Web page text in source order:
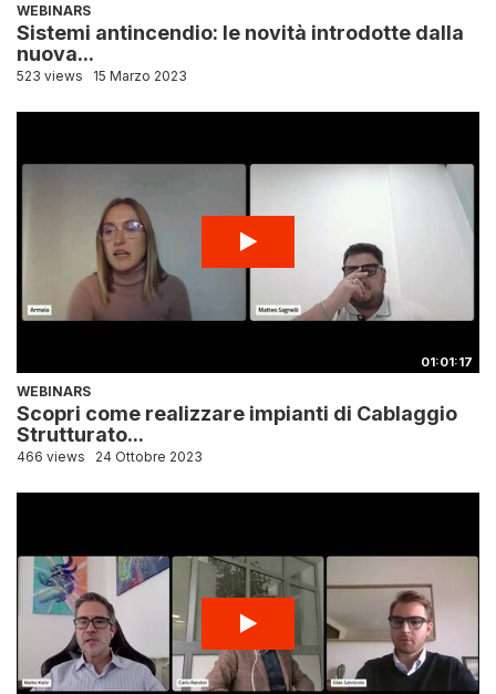
WEBINARS
Sistemi antincendio: le novità introdotte dalla
nuova...
523 views 15 Marzo 2023
01:01:17
WEBINARS
Scopri come realizzare impianti di Cablaggio
Strutturato...
466 views 24 Ottobre 2023